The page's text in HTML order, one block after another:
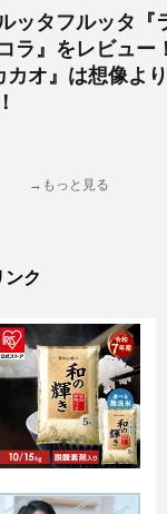
ッタフルッタ『
ラ』をレビュー
カオ』は想像よ
→もっと見る
ンク